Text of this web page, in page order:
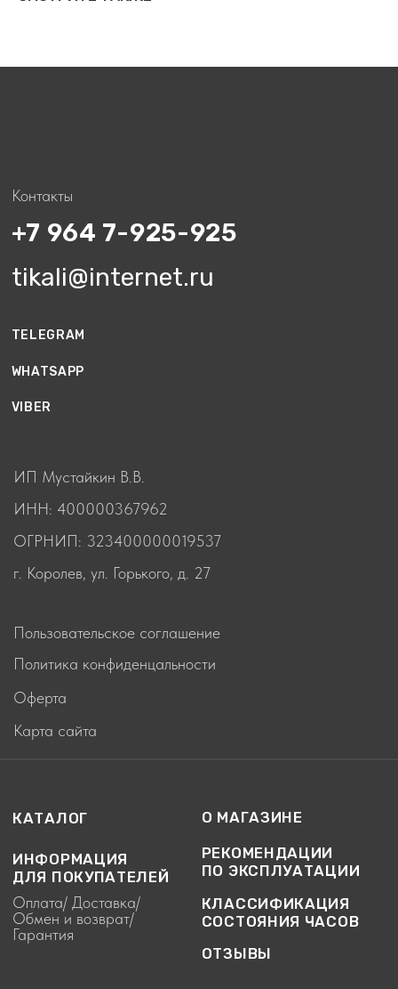
ДЛЯ ПОКУПАТЕЛЕЙ
Разработка сайта
правообладателя запрещено
КЛАССИФИКАЦИЯ
Оплата/ Доставка/
Гарантия
ОТЗЫВЫ